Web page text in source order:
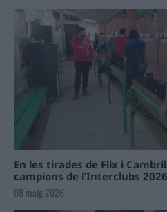
En les tirades de Flix i
campions de l’Interclubs 2026
08 maig 2026